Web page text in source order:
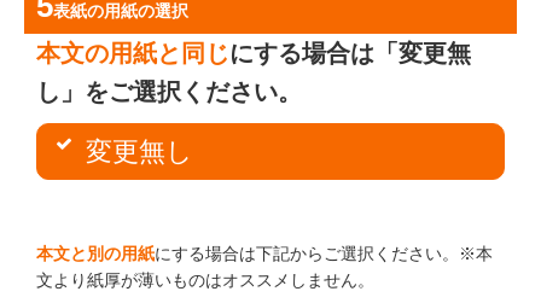
表紙の用紙の選択
本文の用紙と同じにする場合は「変更無
し」をご選択ください。
変更無し
本文と別の用紙にする場合は下記からご選択ください。※本
文より紙厚が薄いものはオススメしません。